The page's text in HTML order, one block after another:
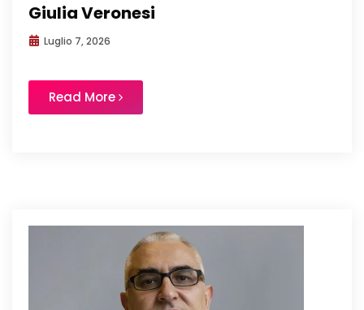
Giulia Veronesi
Luglio 7, 2026
Read More